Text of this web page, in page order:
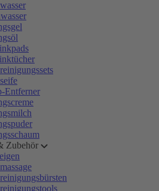
Entferner
Zubehör